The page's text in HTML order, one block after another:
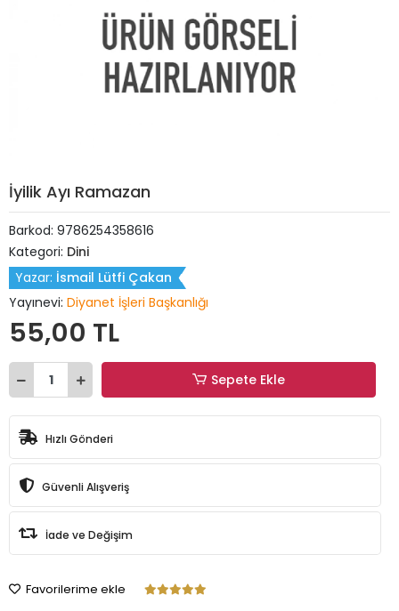
İyilik Ayı Ramazan
Barkod: 9786254358616
Kategori: Dini
Yazar: İsmail Lütfi Çakan
Yayınevi: Diyanet İşleri Başkanlığı
55,00 TL
Sepete Ekle
Hızlı Gönderi
Güvenli Alışveriş
İade ve Değişim
Favorilerime ekle